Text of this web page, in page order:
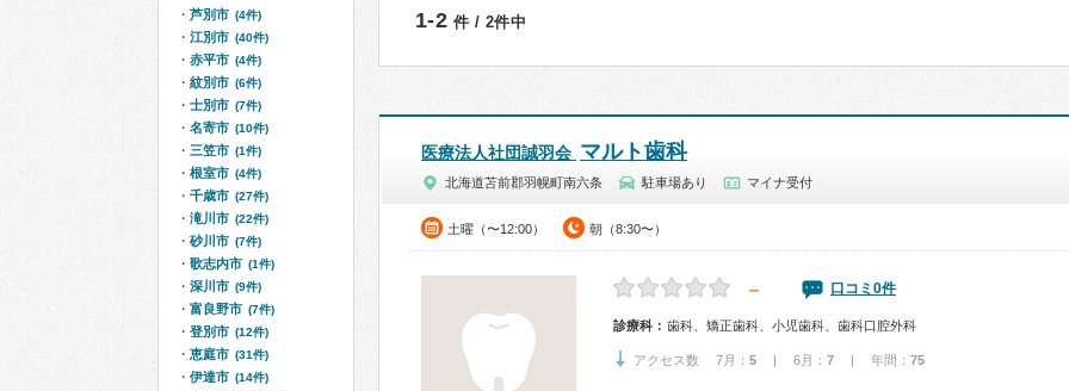
1-2 件 / 2件中
医療法人社団誠羽会 マルト歯科
北海道苫前郡羽幌町南六条 駐車場あり マイナ受付
土曜（〜12:00） 朝（8:30〜）
－ 口コミ0件
診療科： 歯科、矯正歯科、小児歯科、歯科口腔外科
アクセス数 7月： 5 | 6月： 7 | 年間： 75
芦別市 (4件)
江別市 (40件)
赤平市 (4件)
紋別市 (6件)
士別市 (7件)
名寄市 (10件)
三笠市 (1件)
根室市 (4件)
千歳市 (27件)
滝川市 (22件)
砂川市 (7件)
歌志内市 (1件)
深川市 (9件)
富良野市 (7件)
登別市 (12件)
恵庭市 (31件)
伊達市 (14件)